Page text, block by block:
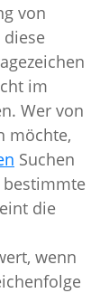
von
im
Wer von
möchte,
Suchen
bestimmte
die
wenn